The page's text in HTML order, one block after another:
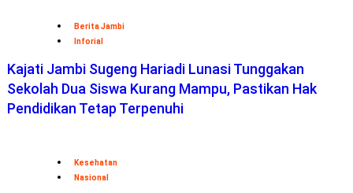
Berita Jambi
Inforial
Kajati Jambi Sugeng Hariadi Lunasi Tunggakan
Sekolah Dua Siswa Kurang Mampu, Pastikan Hak
Pendidikan Tetap Terpenuhi
Kesehatan
Nasional